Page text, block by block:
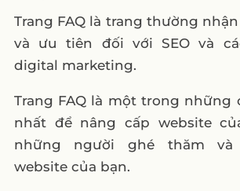
Trang FAQ là trang thường
và ưu tiên đối với SEO và
digital marketing.
Trang FAQ là một trong những
nhất để nâng cấp website
những người ghé thăm và
website của bạn.